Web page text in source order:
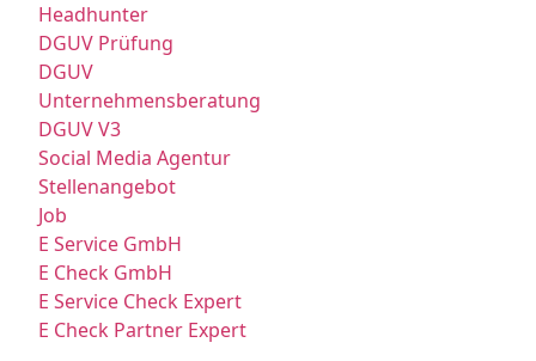
Headhunter
DGUV Prüfung
DGUV
Unternehmensberatung
DGUV V3
Social Media Agentur
Stellenangebot
Job
E Service GmbH
E Check GmbH
E Service Check Expert
E Check Partner Expert